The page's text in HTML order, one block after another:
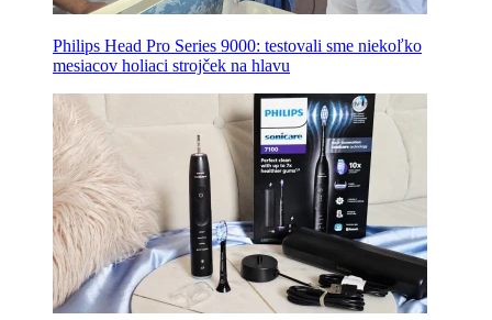
Philips Head Pro Series 9000: testovali sme niekoľko
mesiacov holiaci strojček na hlavu